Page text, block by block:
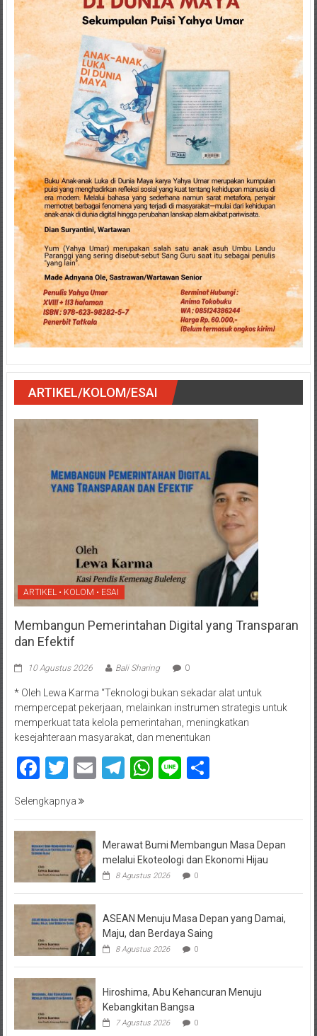
ARTIKEL/KOLOM/ESAI
ARTIKEL • KOLOM • ESAI
Membangun Pemerintahan Digital yang Transparan
dan Efektif
10 Agustus 2026 Bali Sharing 0
* Oleh Lewa Karma “Teknologi bukan sekadar alat untuk
mempercepat pekerjaan, melainkan instrumen strategis untuk
memperkuat tata kelola pemerintahan, meningkatkan
kesejahteraan masyarakat, dan menentukan
Facebook
Twitter
EmailTelegram
WhatsApp
LineShare
Selengkapnya
Merawat Bumi Membangun Masa Depan
melalui Ekoteologi dan Ekonomi Hijau
8 Agustus 2026 0
ASEAN Menuju Masa Depan yang Damai,
Maju, dan Berdaya Saing
8 Agustus 2026 0
Hiroshima, Abu Kehancuran Menuju
Kebangkitan Bangsa
7 Agustus 2026 0